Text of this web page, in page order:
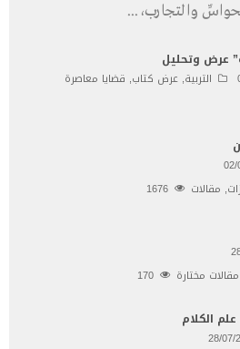
والتجارب، ...
عرض وتحليل
التربية, عرض كتاب, قضايا معاصرة
, مقالات
مقالات مختارة
الكلام
28/07/